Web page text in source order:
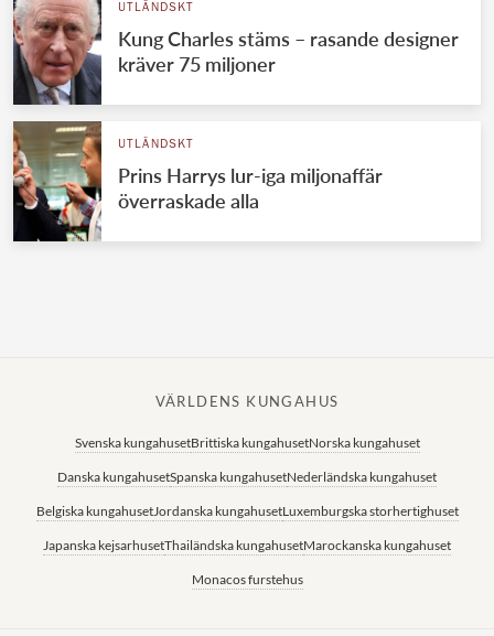
Danska kungahuset
Jordanska kungahuset
Luxemburgska storhertighuset
Japanska kejsarhuset
UTLÄNDSKT
Kung Charles stäms – rasande designer
kräver 75 miljoner
UTLÄNDSKT
Prins Harrys lur-iga miljonaffär
överraskade alla
VÄRLDENS KUNGAHUS
Svenska kungahusetBrittiska kungahusetNorska kungahuset
Danska kungahusetSpanska kungahusetNederländska kungahuset
Belgiska kungahusetJordanska kungahusetLuxemburgska storhertighuset
Japanska kejsarhusetThailändska kungahusetMarockanska kungahuset
Monacos furstehus